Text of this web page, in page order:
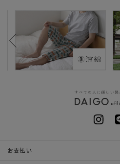
お支払い